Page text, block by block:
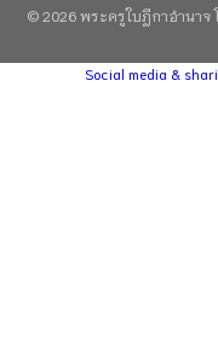
© 2026 พระครูใบฎีกาอำนาจ
Social media &